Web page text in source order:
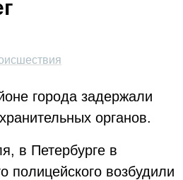
города задержали
органов.
в Петербурге в
полицейского возбудили